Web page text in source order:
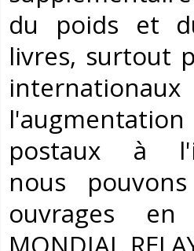
du poids et
livres, surtout
internationaux
postaux à
nous
ouvrages